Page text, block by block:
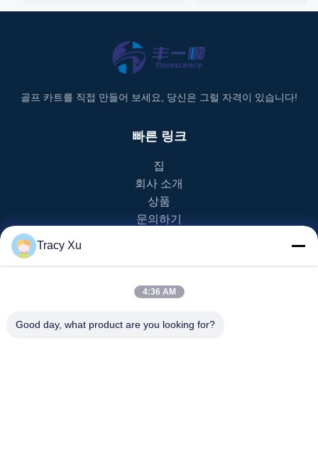
골프 카트를 직접 만들어 보세요, 당신은 그럴 자격이 있습니다!
빠른 링크
집
회사 소개
상품
문의하기
EV 골프 카트
라이스프 골프 카트
Tracy Xu
4:36 AM
Good day, what product are you looking for?